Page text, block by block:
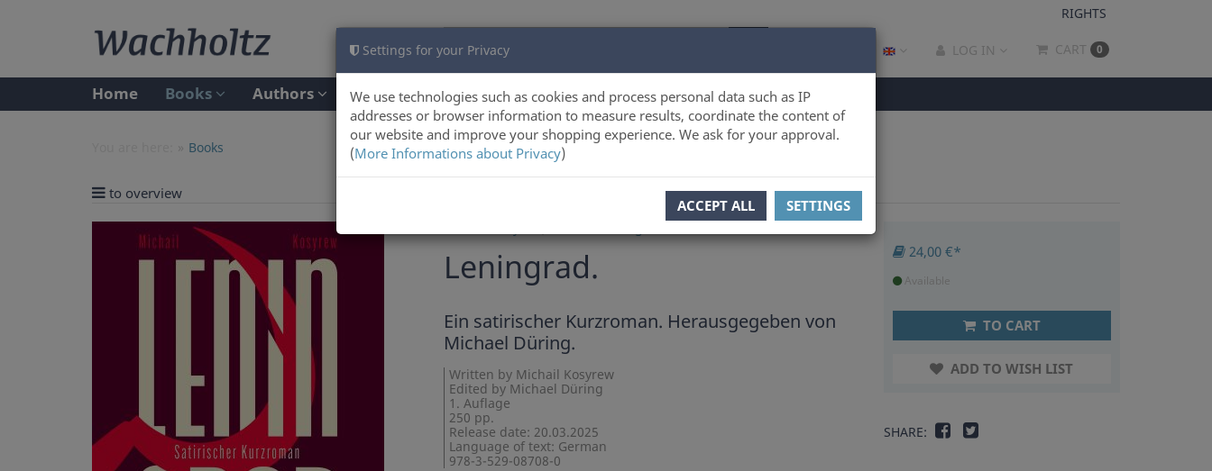
Settings for your Privacy
We use technologies such as cookies and process personal data such as IP
addresses or browser information to measure results, coordinate the content of
our website and improve your shopping experience. We ask for your approval.
(More Informations about Privacy)
ACCEPT ALL SETTINGS
RIGHTS
LOG IN CART 0
Home Books Authors
Books
to overview
Leningrad.
Ein satirischer Kurzroman. Herausgegeben von
Michael Düring.
Written by Michail Kosyrew
Edited by Michael Düring
1. Auflage
250 pp.
Release date: 20.03.2025
Language of text: German
978-3-529-08708-0
24,00 €*
Available
TO CART
ADD TO WISH LIST
SHARE: